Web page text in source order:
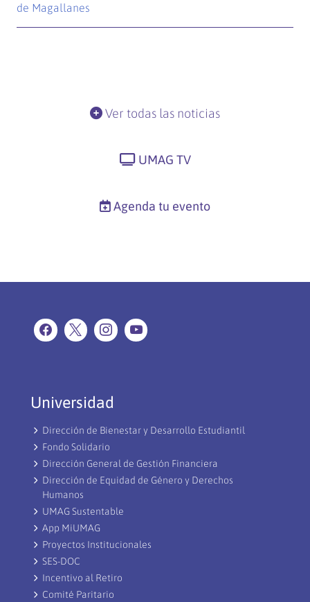
de Magallanes
Ver todas las noticias
UMAG TV
Agenda tu evento
Universidad
Dirección de Bienestar y Desarrollo Estudiantil
Fondo Solidario
Dirección General de Gestión Financiera
Dirección de Equidad de Género y Derechos
Humanos
UMAG Sustentable
App MiUMAG
Proyectos Institucionales
SES-DOC
Incentivo al Retiro
Comité Paritario